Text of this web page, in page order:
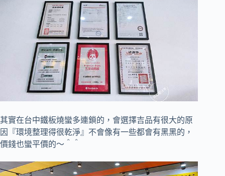
其實在台中鐵板燒蠻多連鎖的， 會選擇吉品有很大的原
因
『環境整理得很乾淨』不會像有一些都會有黑黑的，
價錢也蠻平價的～＾＾